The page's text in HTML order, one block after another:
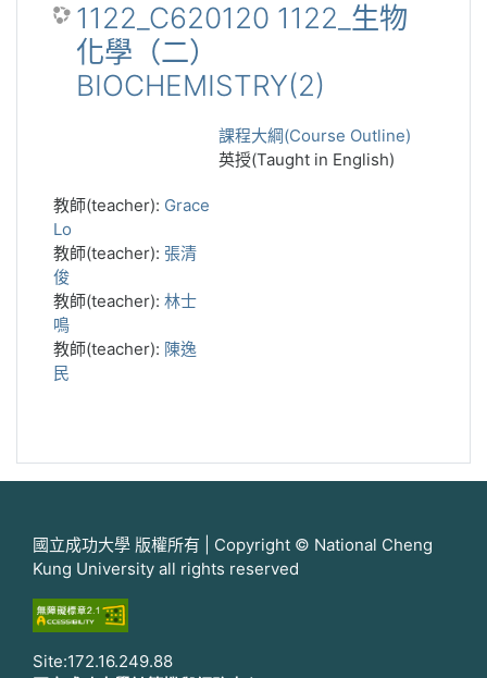
1122_C620120 1122_生物
化學（二）
BIOCHEMISTRY(2)
課程大綱(Course Outline)
英授(Taught in English)
教師(teacher): Grace
Lo
教師(teacher): 張清
俊
教師(teacher): 林士
鳴
教師(teacher): 陳逸
民
國立成功大學 版權所有 | Copyright © National Cheng
Kung University all rights reserved
Site:172.16.249.88